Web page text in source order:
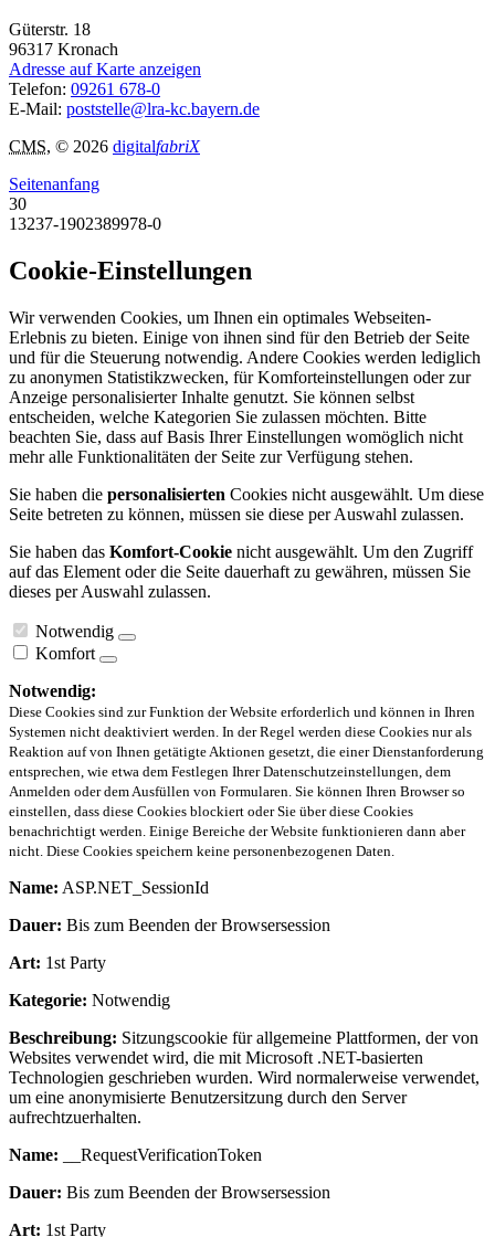
Güterstr. 18
96317 Kronach
Adresse auf Karte anzeigen
Telefon: 09261 678-0
E-Mail: poststelle@lra-kc.bayern.de
CMS, © 2026 digitalfabriX
Seitenanfang
30
13237-1902389978-0
Cookie-Einstellungen
Wir verwenden Cookies, um Ihnen ein optimales Webseiten-
Erlebnis zu bieten. Einige von ihnen sind für den Betrieb der Seite
und für die Steuerung notwendig. Andere Cookies werden lediglich
zu anonymen Statistikzwecken, für Komforteinstellungen oder zur
Anzeige personalisierter Inhalte genutzt. Sie können selbst
entscheiden, welche Kategorien Sie zulassen möchten. Bitte
beachten Sie, dass auf Basis Ihrer Einstellungen womöglich nicht
mehr alle Funktionalitäten der Seite zur Verfügung stehen.
Sie haben die personalisierten Cookies nicht ausgewählt. Um diese
Seite betreten zu können, müssen sie diese per Auswahl zulassen.
Sie haben das Komfort-Cookie nicht ausgewählt. Um den Zugriff
auf das Element oder die Seite dauerhaft zu gewähren, müssen Sie
dieses per Auswahl zulassen.
Notwendig
Komfort
Notwendig:
Diese Cookies sind zur Funktion der Website erforderlich und können in Ihren
Systemen nicht deaktiviert werden. In der Regel werden diese Cookies nur als
Reaktion auf von Ihnen getätigte Aktionen gesetzt, die einer Dienstanforderung
entsprechen, wie etwa dem Festlegen Ihrer Datenschutzeinstellungen, dem
Anmelden oder dem Ausfüllen von Formularen. Sie können Ihren Browser so
einstellen, dass diese Cookies blockiert oder Sie über diese Cookies
benachrichtigt werden. Einige Bereiche der Website funktionieren dann aber
nicht. Diese Cookies speichern keine personenbezogenen Daten.
Name: ASP.NET_SessionId
Dauer: Bis zum Beenden der Browsersession
Art: 1st Party
Kategorie: Notwendig
Beschreibung: Sitzungscookie für allgemeine Plattformen, der von
Websites verwendet wird, die mit Microsoft .NET-basierten
Technologien geschrieben wurden. Wird normalerweise verwendet,
um eine anonymisierte Benutzersitzung durch den Server
aufrechtzuerhalten.
Name: __RequestVerificationToken
Dauer: Bis zum Beenden der Browsersession
Art: 1st Party